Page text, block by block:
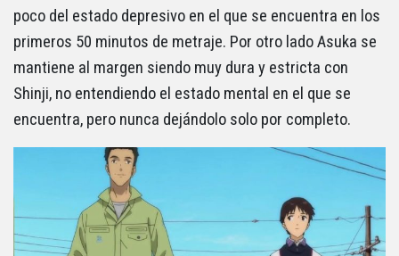
poco del estado depresivo en el que se encuentra en los
primeros 50 minutos de metraje. Por otro lado Asuka se
mantiene al margen siendo muy dura y estricta con
Shinji, no entendiendo el estado mental en el que se
encuentra, pero nunca dejándolo solo por completo.